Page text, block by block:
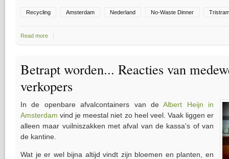
Recycling Amsterdam Nederland No-Waste Dinner
Read more
Betrapt worden... Reacties van
verkopers
In de openbare afvalcontainers van deAlbert Heijn in
Amsterdam vind je meestal niet zo heel veel. Vaak liggen er
alleen maar vuilniszakken met afval van de kassa's of van
de kantine.
Wat je er wel bijna altijd vindt zijn bloemen en planten, en